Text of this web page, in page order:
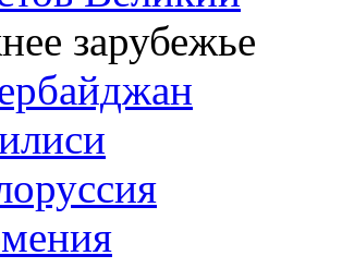
зарубежье